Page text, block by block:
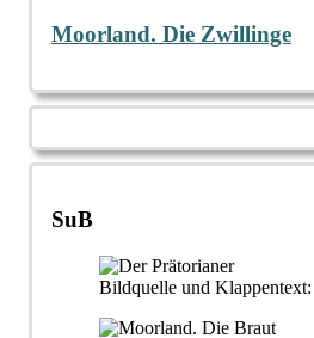
Moorland. Die Zwillinge
SuB
Bildquelle und